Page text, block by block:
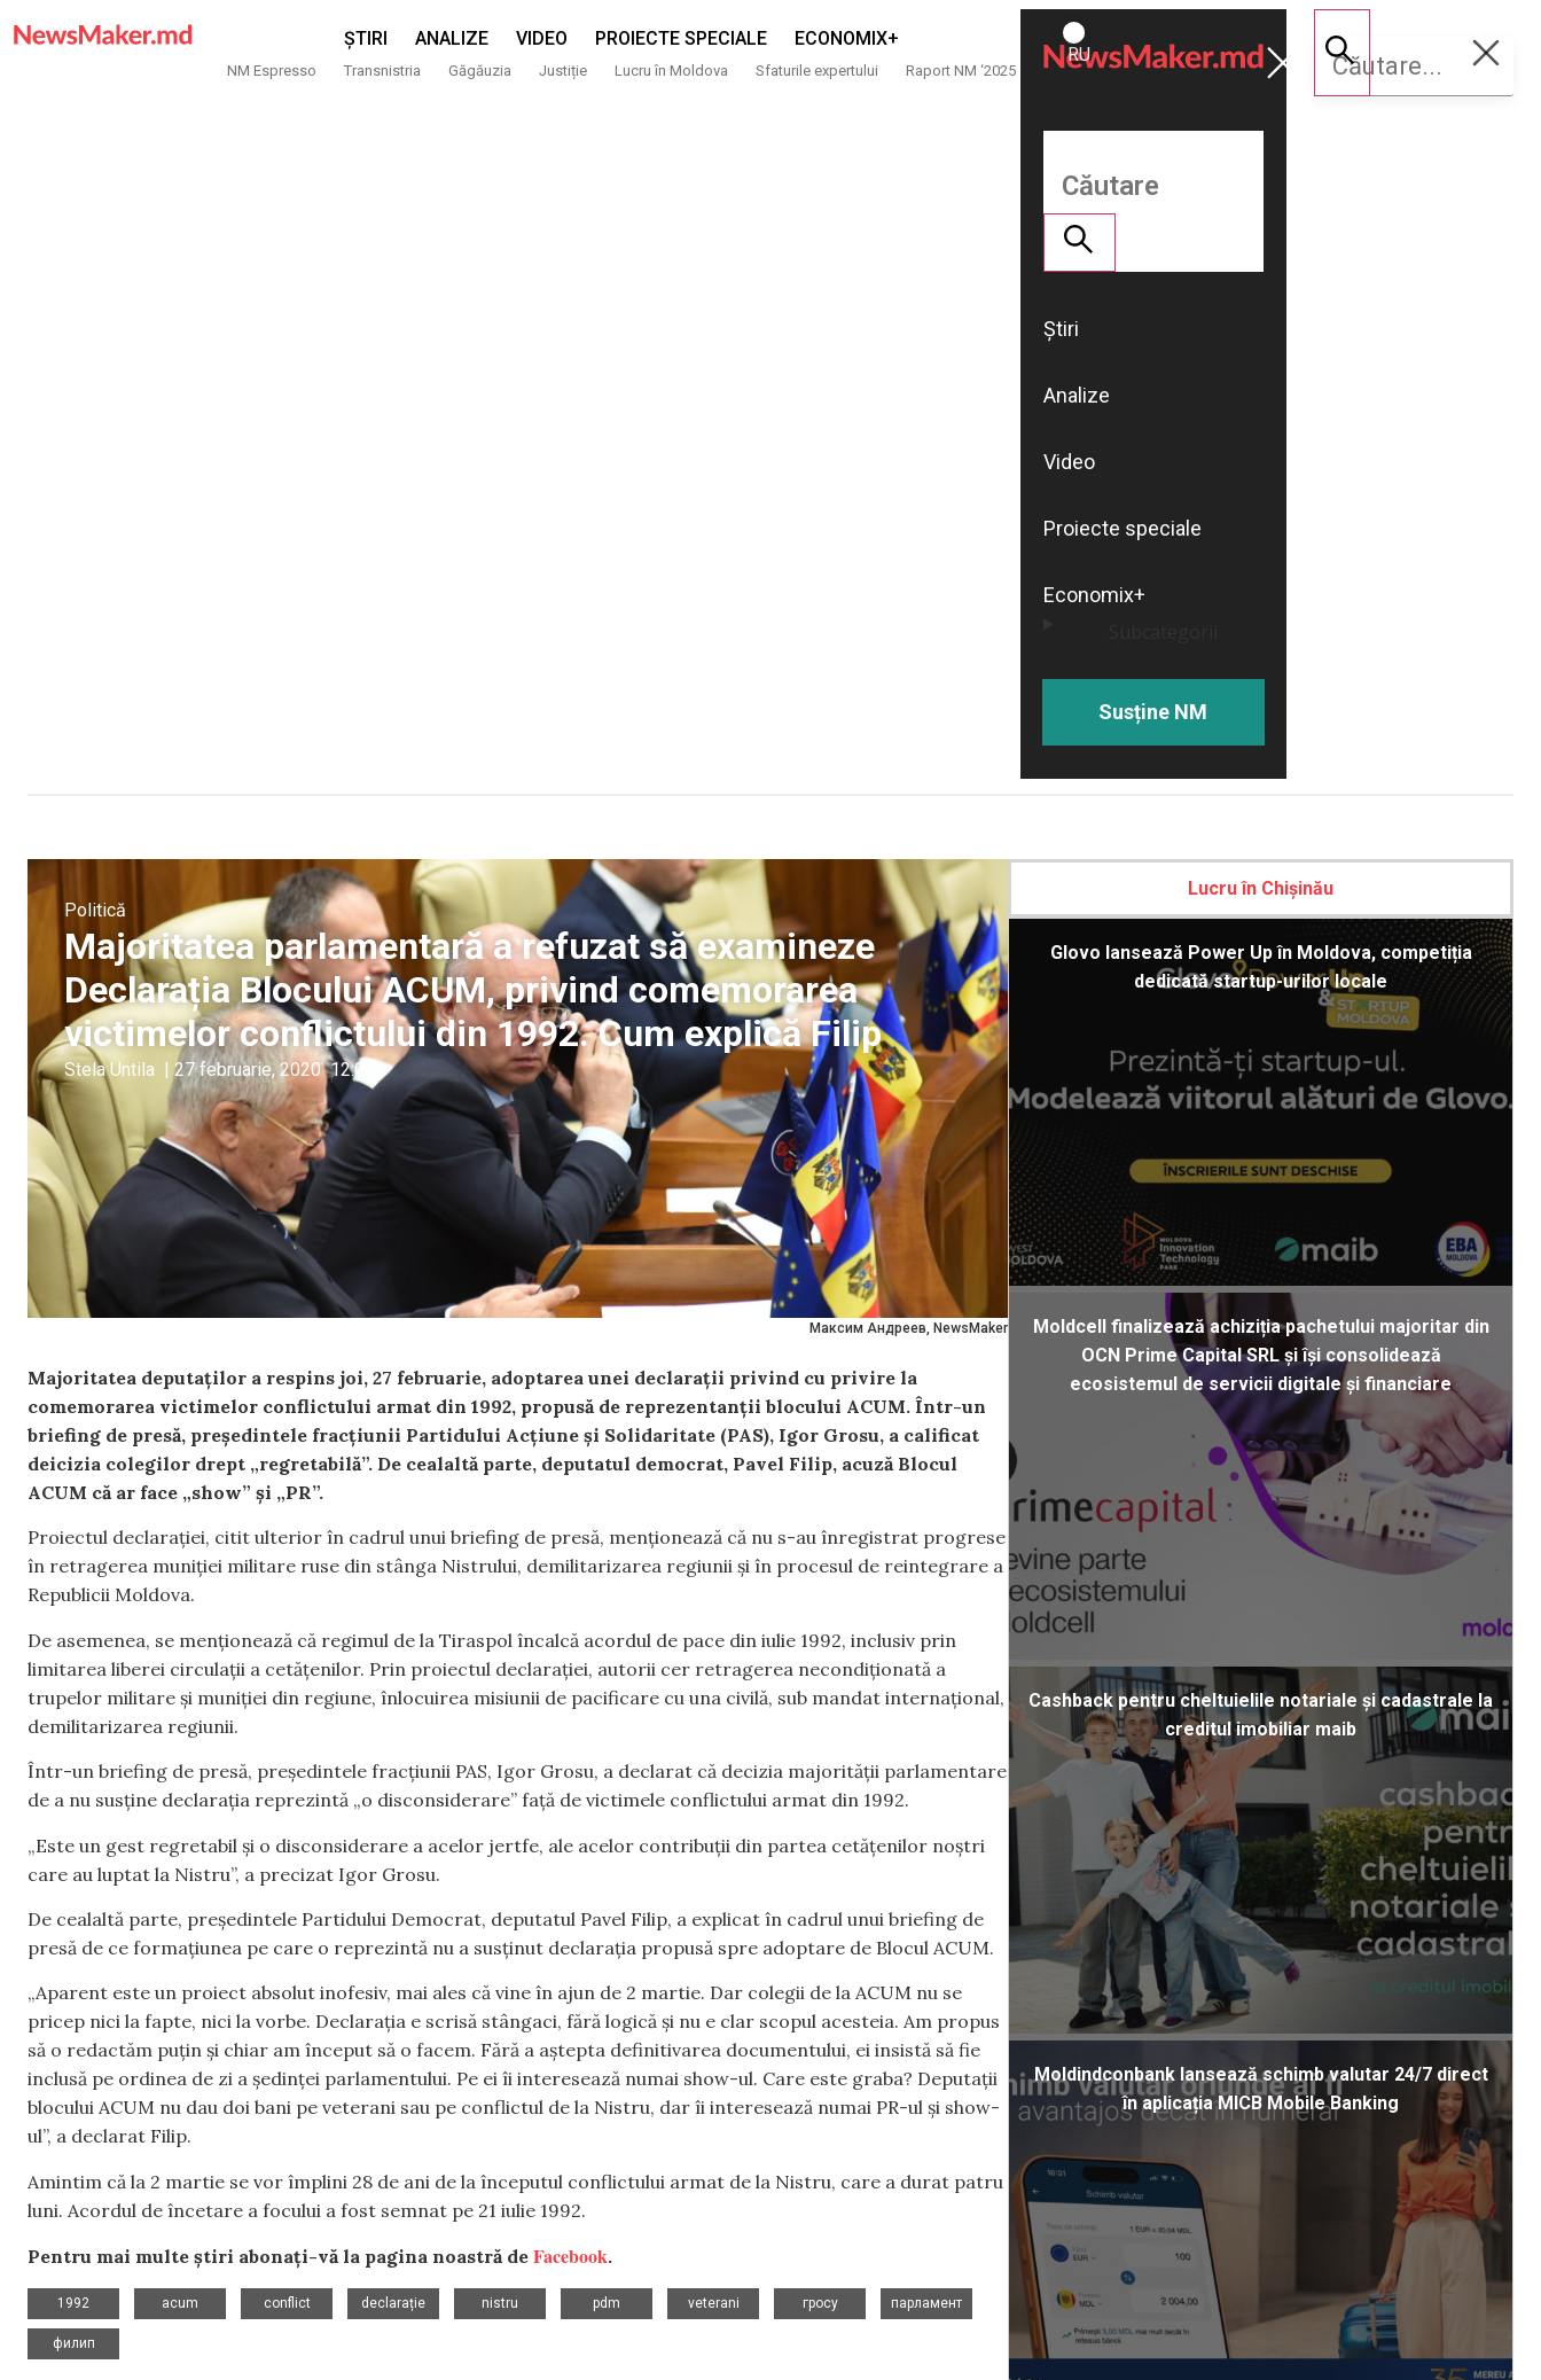
ȘTIRI ANALIZE VIDEO PROIECTE SPECIALE ECONOMIX+
NM Espresso Transnistria Găgăuzia Justiție Lucru în Moldova Sfaturile expertului Raport NM ‘2025
ROMÂNĂ
RU
Susține
NM
Știri
Analize
Video
Proiecte speciale
Economix+
Susține NM
Максим Андреев, NewsMaker
Politică
Majoritatea parlamentară a refuzat să examineze
Declarația Blocului ACUM, privind comemorarea
victimelor conflictului din 1992. Cum explică Filip
Stela Untila | 27 februarie, 2020 12:06
Majoritatea deputaților a respins joi, 27 februarie, adoptarea unei declarații privind cu privire la
comemorarea victimelor conflictului armat din 1992, propusă de reprezentanții blocului ACUM. Într-un
briefing de presă, președintele fracțiunii Partidului Acțiune și Solidaritate (PAS), Igor Grosu, a calificat
deicizia colegilor drept „regretabilă”. De cealaltă parte, deputatul democrat, Pavel Filip, acuză Blocul
ACUM că ar face „show” și „PR”.
Proiectul declarației, citit ulterior în cadrul unui briefing de presă, menționează că nu s-au înregistrat progrese
în retragerea muniției militare ruse din stânga Nistrului, demilitarizarea regiunii și în procesul de reintegrare a
Republicii Moldova.
De asemenea, se menționează că regimul de la Tiraspol încalcă acordul de pace din iulie 1992, inclusiv prin
limitarea liberei circulații a cetățenilor. Prin proiectul declarației, autorii cer retragerea necondiționată a
trupelor militare și muniției din regiune, înlocuirea misiunii de pacificare cu una civilă, sub mandat internațional,
demilitarizarea regiunii.
Într-un briefing de presă, președintele fracțiunii PAS, Igor Grosu, a declarat că decizia majorității parlamentare
de a nu susține declarația reprezintă „o disconsiderare” față de victimele conflictului armat din 1992.
„Este un gest regretabil și o disconsiderare a acelor jertfe, ale acelor contribuții din partea cetățenilor noștri
care au luptat la Nistru”, a precizat Igor Grosu.
De cealaltă parte, președintele Partidului Democrat, deputatul Pavel Filip, a explicat în cadrul unui briefing de
presă de ce formațiunea pe care o reprezintă nu a susținut declarația propusă spre adoptare de Blocul ACUM.
„Aparent este un proiect absolut inofesiv, mai ales că vine în ajun de 2 martie. Dar colegii de la ACUM nu se
pricep nici la fapte, nici la vorbe. Declarația e scrisă stângaci, fără logică și nu e clar scopul acesteia. Am propus
să o redactăm puțin și chiar am început să o facem. Fără a aștepta definitivarea documentului, ei insistă să fie
inclusă pe ordinea de zi a ședinței parlamentului. Pe ei îi interesează numai show-ul. Care este graba? Deputații
blocului ACUM nu dau doi bani pe veterani sau pe conflictul de la Nistru, dar îi interesează numai PR-ul și show-
ul”, a declarat Filip.
Amintim că la 2 martie se vor împlini 28 de ani de la începutul conflictului armat de la Nistru, care a durat patru
luni. Acordul de încetare a focului a fost semnat pe 21 iulie 1992.
Pentru mai multe știri abonați-vă la pagina noastră de Facebook.
1992
acum
conflict
declarație
nistru
pdm
veterani
гросу
парламент
филип
Lucru în Chișinău
Glovo lansează Power Up în Moldova, competiția
dedicată startup-urilor locale
Moldcell finalizează achiziția pachetului majoritar din
OCN Prime Capital SRL și își consolidează
ecosistemul de servicii digitale și financiare
Cashback pentru cheltuielile notariale și cadastrale la
creditul imobiliar maib
Moldindconbank lansează schimb valutar 24/7 direct
în aplicația MICB Mobile Banking